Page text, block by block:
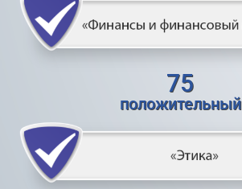
75
положительный